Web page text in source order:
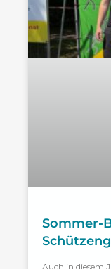
Sommer-
Auch in diesem